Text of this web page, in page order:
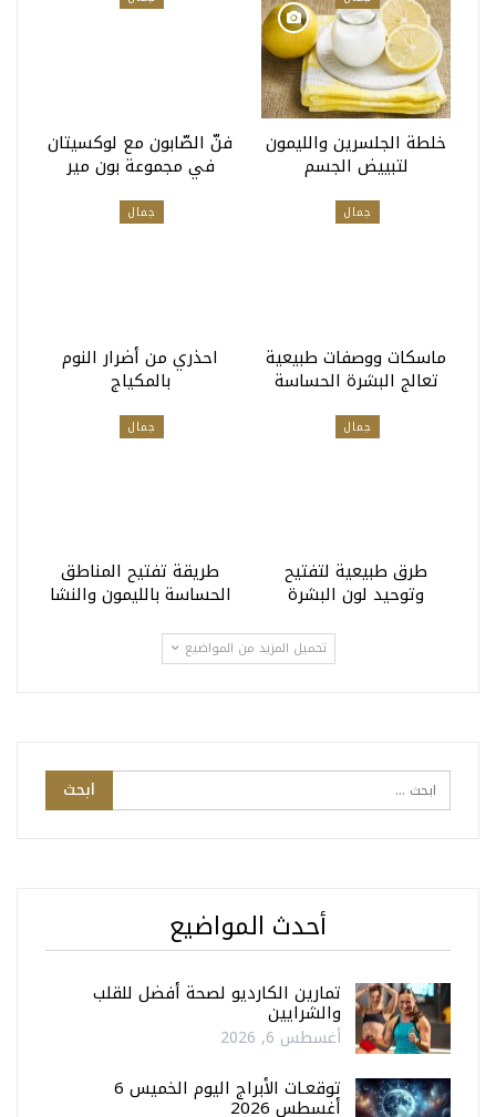
خلطة الجلسرين والليمون
لتبييض الجسم
فنّ الصّابون مع لوكسيتان
في مجموعة بون مير
جمال
ماسكات ووصفات طبيعية
تعالج البشرة الحساسة
جمال
احذري من أضرار النوم
بالمكياج
جمال
طرق طبيعية لتفتيح
وتوحيد لون البشرة
جمال
طريقة تفتيح المناطق
الحساسة بالليمون والنشا
تحميل المزيد من المواضيع
أحدث المواضيع
تمارين الكارديو لصحة أفضل للقلب
والشرايين
أغسطس 6, 2026
توقعـات الأبراج اليوم الخميس 6
أغسطس 2026